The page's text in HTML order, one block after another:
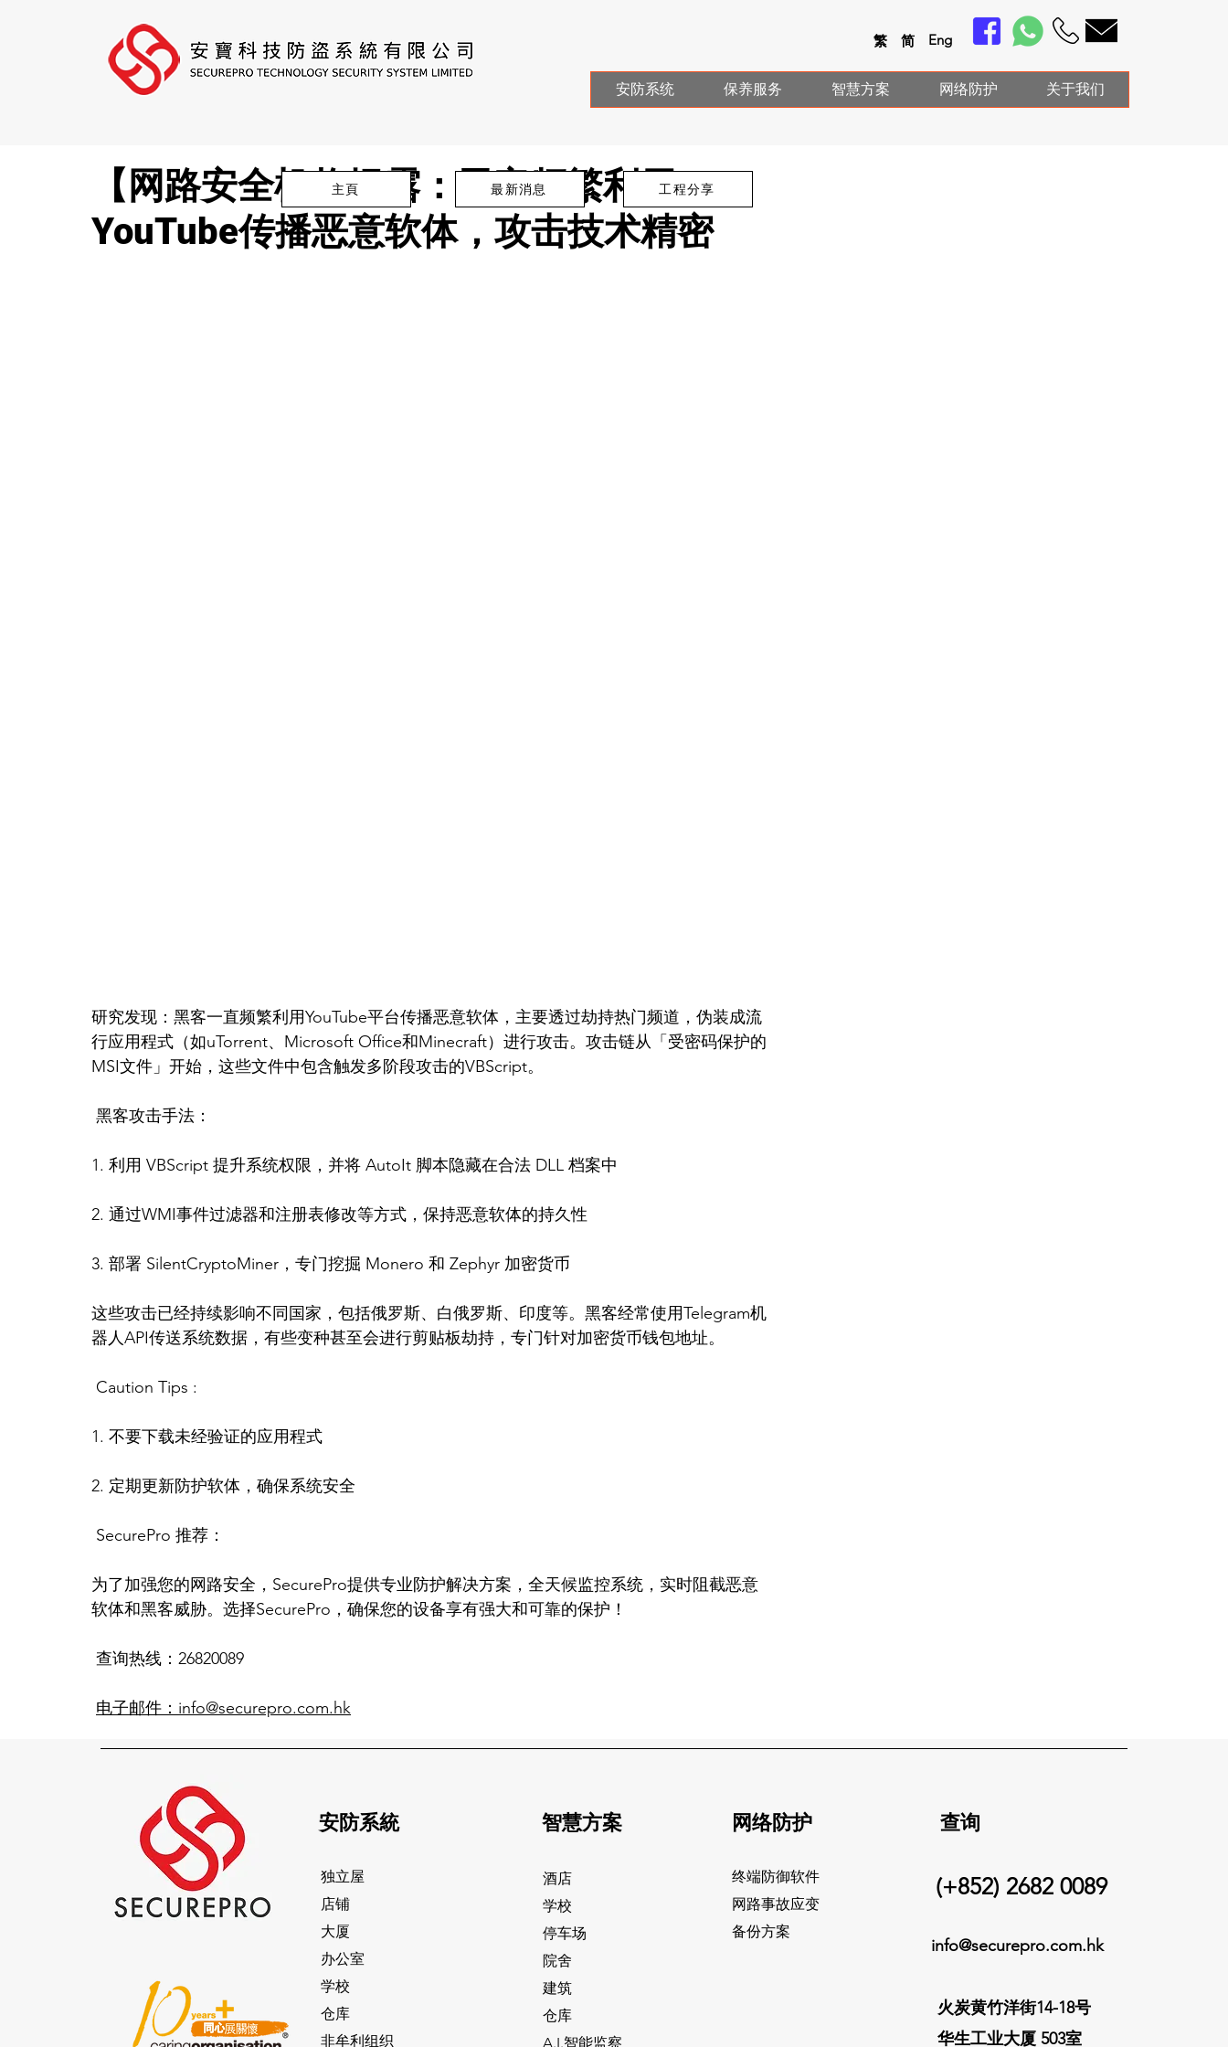
繁 简 Eng
安防系统 保养服务 智慧方案 网络防护 关于我们
【网路安全机构揭露：黑客频繁利用
YouTube传播恶意软体，攻击技术精密
研究发现：黑客一直频繁利用YouTube平台传播恶意软体，主要透过劫持热门频道，伪装成流
行应用程式（如uTorrent、Microsoft Office和Minecraft）进行攻击。攻击链从「受密码保护的
MSI文件」开始，这些文件中包含触发多阶段攻击的VBScript。
黑客攻击手法：
1. 利用 VBScript 提升系统权限，并将 AutoIt 脚本隐藏在合法 DLL 档案中
2. 通过WMI事件过滤器和注册表修改等方式，保持恶意软体的持久性
3. 部署 SilentCryptoMiner，专门挖掘 Monero 和 Zephyr 加密货币
这些攻击已经持续影响不同国家，包括俄罗斯、白俄罗斯、印度等。黑客经常使用Telegram机
器人API传送系统数据，有些变种甚至会进行剪贴板劫持，专门针对加密货币钱包地址。
Caution Tips :
1. 不要下载未经验证的应用程式
2. 定期更新防护软体，确保系统安全
SecurePro 推荐：
为了加强您的网路安全，SecurePro提供专业防护解决方案，全天候监控系统，实时阻截恶意
软体和黑客威胁。选择SecurePro，确保您的设备享有强大和可靠的保护！
查询热线：26820089
电子邮件：info@securepro.com.hk
主頁 最新消息 工程分享
安防系統
独立屋
店铺
大厦
办公室
学校
仓库
非牟利组织
智慧方案
酒店
学校
停车场
院舍
建筑
仓库
A.I.智能监察
网络防护
终端防御软件
网路事故应变
备份方案
​查询
(+852) 2682 0089
info@securepro.com.hk
火炭黄竹洋街14-18号
华生工业大厦 503室